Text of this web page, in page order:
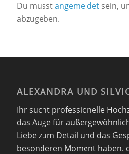
Du musstangemeldetsein,
abzugeben.
ALEXANDRA UND
Ihr sucht professionelle
das Auge für
Liebe zum Detail und das
besonderen Moment haben.